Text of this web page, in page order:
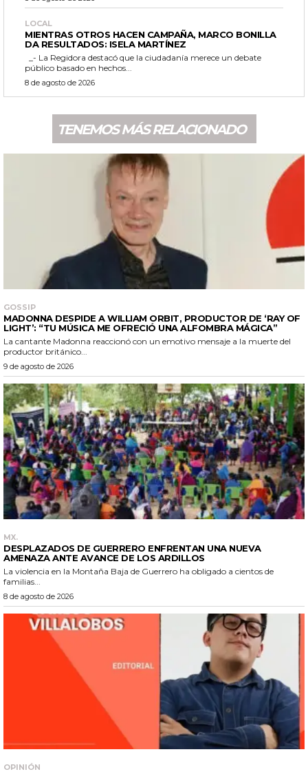
LOCAL
MIENTRAS OTROS HACEN CAMPAÑA, MARCO BONILLA
DA RESULTADOS: ISELA MARTÍNEZ
público basado en hechos...
8 de agosto de 2026
TENEMOS MÁS RELACIONADO
GOSSIP
MADONNA DESPIDE A WILLIAM ORBIT, PRODUCTOR DE ‘RAY OF
LIGHT’: “TU MÚSICA ME OFRECIÓ UNA ALFOMBRA MÁGICA”
La cantante Madonna reaccionó con un emotivo mensaje a la muerte del
productor británico...
9 de agosto de 2026
MX.
DESPLAZADOS DE GUERRERO ENFRENTAN UNA NUEVA
AMENAZA ANTE AVANCE DE LOS ARDILLOS
La violencia en la Montaña Baja de Guerrero ha obligado a cientos de
familias...
8 de agosto de 2026
OPINIÓN